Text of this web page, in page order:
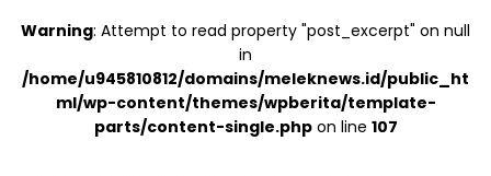
Warning: Attempt to read property "post_excerpt" on null
in
/home/u945810812/domains/meleknews.id/public_ht
ml/wp-content/themes/wpberita/template-
parts/content-single.phpon line 107